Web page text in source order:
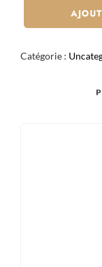
EDAMAME
DE
Catégorie :